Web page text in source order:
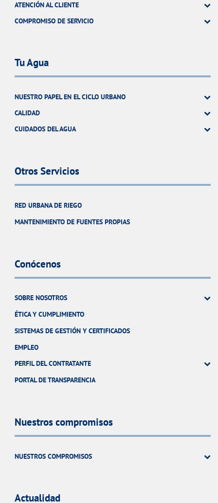
ATENCIÓN AL CLIENTE
COMPROMISO DE SERVICIO
Tu Agua
NUESTRO PAPEL EN EL CICLO URBANO
CALIDAD
CUIDADOS DEL AGUA
Otros Servicios
RED URBANA DE RIEGO
MANTENIMIENTO DE FUENTES PROPIAS
Conócenos
SOBRE NOSOTROS
ÉTICA Y CUMPLIMIENTO
SISTEMAS DE GESTIÓN Y CERTIFICADOS
EMPLEO
PERFIL DEL CONTRATANTE
PORTAL DE TRANSPARENCIA
Nuestros compromisos
NUESTROS COMPROMISOS
Actualidad